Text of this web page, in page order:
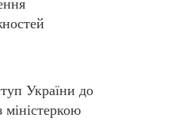
України до